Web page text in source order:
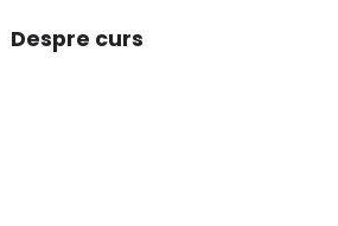
Despre curs